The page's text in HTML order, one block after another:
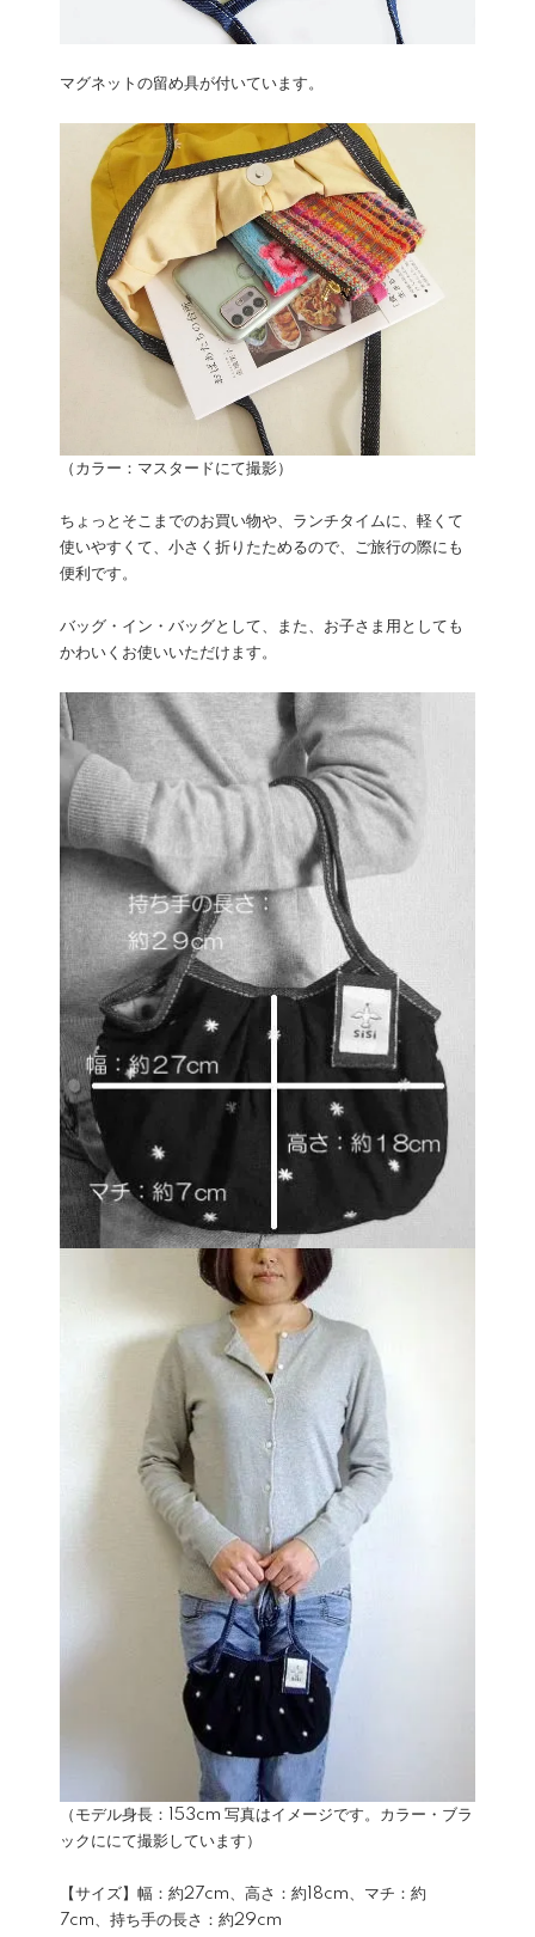
マグネットの留め具が付いています。
（カラー：マスタードにて撮影）
ちょっとそこまでのお買い物や、ランチタイムに、軽くて
使いやすくて、小さく折りたためるので、ご旅行の際にも
便利です。
バッグ・イン・バッグとして、また、お子さま用としても
かわいくお使いいただけます。
（モデル身長：153cm 写真はイメージです。カラー・ブラ
ックににて撮影しています）
【サイズ】幅：約27cm、高さ：約18cm、マチ：約
7cm、持ち手の長さ：約29cm